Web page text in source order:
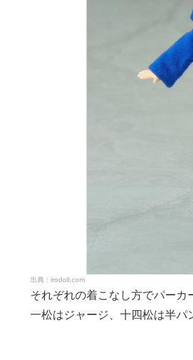
irodoll.com
それぞれの着こなし方でパーカ
一松はジャージ、十四松は半パ